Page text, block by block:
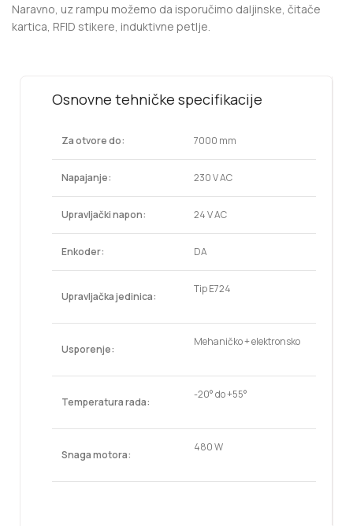
Naravno, uz rampu možemo da isporučimo daljinske, čitače
kartica, RFID stikere, induktivne petlje.
Osnovne tehničke specifikacije
Za otvore do: 7000 mm
Napajanje: 230 V AC
Upravljački napon: 24 V AC
Enkoder: DA
Upravljačka jedinica:
Tip E724
Usporenje:
Mehaničko + elektronsko
Temperatura rada:
-20° do +55°
Snaga motora:
480 W